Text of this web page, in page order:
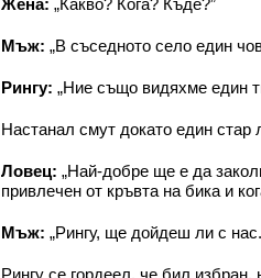
Жена: „Какво? Кога? Къде?”
Мъж: „В съседното село един
Рингу: „Ние също видяхме един
Настанал смут докато един стар
Ловец: „Най-добре ще е да
привлечен от кръвта на бика и
Мъж: „Рингу, ще дойдеш ли с
Рингу се гордеел, че бил